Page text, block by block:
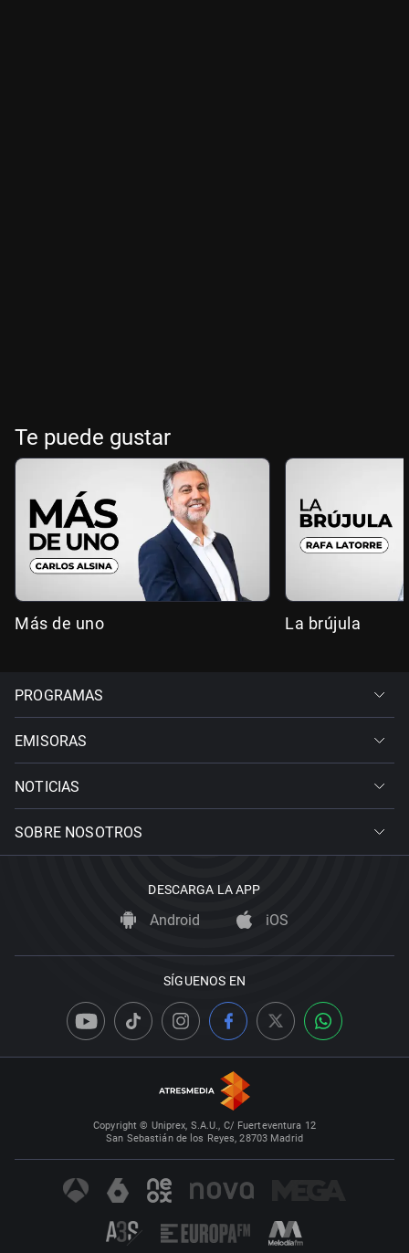
Te puede gustar
Más de uno La brújula
PROGRAMAS
EMISORAS
NOTICIAS
SOBRE NOSOTROS
DESCARGA LA APP
Android iOS
SÍGUENOS EN
Copyright © Uniprex, S.A.U., C/ Fuerteventura 12
San Sebastián de los Reyes, 28703 Madrid